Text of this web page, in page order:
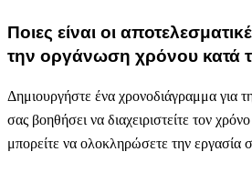
Ποιες είναι οι
την οργάνωση χρόνου κατά
Δημιουργήστε ένα χρονοδιάγραμμα για
σας βοηθήσει να διαχειριστείτε τον
μπορείτε να ολοκληρώσετε την εργασία